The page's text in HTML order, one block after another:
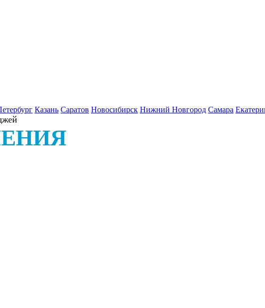
Казань Саратов Новосибирск Нижний Новгород Самара